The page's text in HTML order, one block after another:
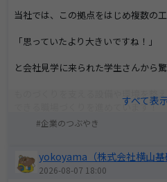
当社では、この拠点をはじめ複数の
「思っていたより大きいですね！」
と会社見学に来られた学生さんから
ものづくりを支える設備や環境を整
できる職場づくりを進めています！
企業のつぶやき
yokoyama（株式会社横山基
2026-08-07 18:00